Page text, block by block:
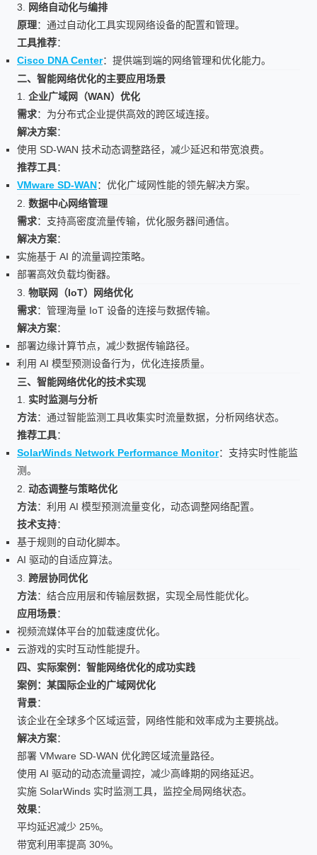
3. 网络自动化与编排
原理：通过自动化工具实现网络设备的配置和管理。
工具推荐：
Cisco DNA Center：提供端到端的网络管理和优化能力。
二、智能网络优化的主要应用场景
1. 企业广域网（WAN）优化
需求：为分布式企业提供高效的跨区域连接。
解决方案：
使用 SD-WAN 技术动态调整路径，减少延迟和带宽浪费。
推荐工具：
VMware SD-WAN：优化广域网性能的领先解决方案。
2. 数据中心网络管理
需求：支持高密度流量传输，优化服务器间通信。
解决方案：
实施基于 AI 的流量调控策略。
部署高效负载均衡器。
3. 物联网（IoT）网络优化
需求：管理海量 IoT 设备的连接与数据传输。
解决方案：
部署边缘计算节点，减少数据传输路径。
利用 AI 模型预测设备行为，优化连接质量。
三、智能网络优化的技术实现
1. 实时监测与分析
方法：通过智能监测工具收集实时流量数据，分析网络状态。
推荐工具：
SolarWinds Network Performance Monitor：支持实时性能监
测。
2. 动态调整与策略优化
方法：利用 AI 模型预测流量变化，动态调整网络配置。
技术支持：
基于规则的自动化脚本。
AI 驱动的自适应算法。
3. 跨层协同优化
方法：结合应用层和传输层数据，实现全局性能优化。
应用场景：
视频流媒体平台的加载速度优化。
云游戏的实时互动性能提升。
四、实际案例：智能网络优化的成功实践
案例：某国际企业的广域网优化
背景：
该企业在全球多个区域运营，网络性能和效率成为主要挑战。
解决方案：
部署 VMware SD-WAN 优化跨区域流量路径。
使用 AI 驱动的动态流量调控，减少高峰期的网络延迟。
实施 SolarWinds 实时监测工具，监控全局网络状态。
效果：
平均延迟减少 25%。
带宽利用率提高 30%。